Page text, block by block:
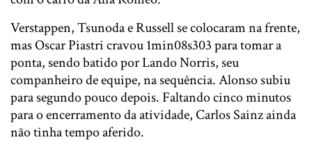
Verstappen, Tsunoda e Russell se colocaram na frente,
mas Oscar Piastri cravou 1min08s303 para tomar a
ponta, sendo batido por Lando Norris, seu
companheiro de equipe, na sequência. Alonso subiu
para segundo pouco depois. Faltando cinco minutos
para o encerramento da atividade, Carlos Sainz ainda
não tinha tempo aferido.